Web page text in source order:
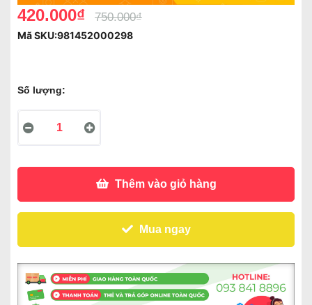
420.000₫ 750.000₫
Mã SKU:981452000298
Số lượng:
Thêm vào giỏ hàng
Mua ngay